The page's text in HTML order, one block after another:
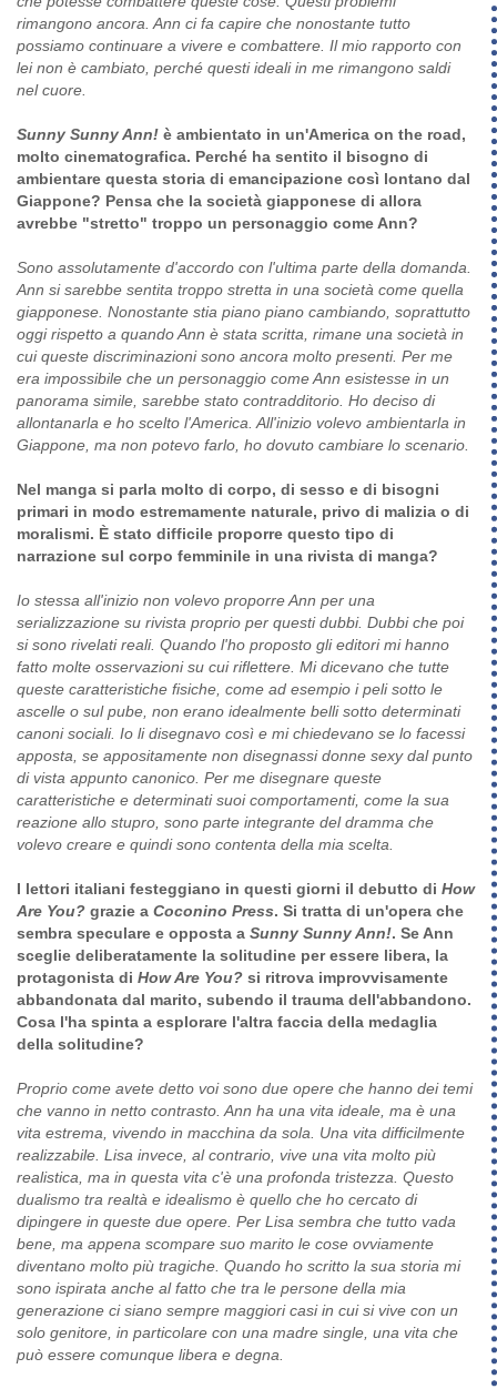
rimangono ancora. Ann ci fa capire che nonostante tutto
possiamo continuare a vivere e combattere. Il mio rapporto con
lei non è cambiato, perché questi ideali in me rimangono saldi
nel cuore.
Sunny Sunny Ann! è ambientato in un'America on the road,
molto cinematografica. Perché ha sentito il bisogno di
ambientare questa storia di emancipazione così lontano dal
Giappone? Pensa che la società giapponese di allora
avrebbe "stretto" troppo un personaggio come Ann?
Sono assolutamente d'accordo con l'ultima parte della domanda.
Ann si sarebbe sentita troppo stretta in una società come quella
giapponese. Nonostante stia piano piano cambiando, soprattutto
oggi rispetto a quando Ann è stata scritta, rimane una società in
cui queste discriminazioni sono ancora molto presenti. Per me
era impossibile che un personaggio come Ann esistesse in un
panorama simile, sarebbe stato contradditorio. Ho deciso di
allontanarla e ho scelto l'America. All'inizio volevo ambientarla in
Giappone, ma non potevo farlo, ho dovuto cambiare lo scenario.
Nel manga si parla molto di corpo, di sesso e di bisogni
primari in modo estremamente naturale, privo di malizia o di
moralismi. È stato difficile proporre questo tipo di
narrazione sul corpo femminile in una rivista di manga?
Io stessa all'inizio non volevo proporre Ann per una
serializzazione su rivista proprio per questi dubbi. Dubbi che poi
si sono rivelati reali. Quando l'ho proposto gli editori mi hanno
fatto molte osservazioni su cui riflettere. Mi dicevano che tutte
queste caratteristiche fisiche, come ad esempio i peli sotto le
ascelle o sul pube, non erano idealmente belli sotto determinati
canoni sociali. Io li disegnavo così e mi chiedevano se lo facessi
apposta, se appositamente non disegnassi donne sexy dal punto
di vista appunto canonico. Per me disegnare queste
caratteristiche e determinati suoi comportamenti, come la sua
reazione allo stupro, sono parte integrante del dramma che
volevo creare e quindi sono contenta della mia scelta.
I lettori italiani festeggiano in questi giorni il debutto di How
Are You? grazie a Coconino Press. Si tratta di un'opera che
sembra speculare e opposta a Sunny Sunny Ann!. Se Ann
sceglie deliberatamente la solitudine per essere libera, la
protagonista di How Are You? si ritrova improvvisamente
abbandonata dal marito, subendo il trauma dell'abbandono.
Cosa l'ha spinta a esplorare l'altra faccia della medaglia
della solitudine?
Proprio come avete detto voi sono due opere che hanno dei temi
che vanno in netto contrasto. Ann ha una vita ideale, ma è una
vita estrema, vivendo in macchina da sola. Una vita difficilmente
realizzabile. Lisa invece, al contrario, vive una vita molto più
realistica, ma in questa vita c'è una profonda tristezza. Questo
dualismo tra realtà e idealismo è quello che ho cercato di
dipingere in queste due opere. Per Lisa sembra che tutto vada
bene, ma appena scompare suo marito le cose ovviamente
diventano molto più tragiche. Quando ho scritto la sua storia mi
sono ispirata anche al fatto che tra le persone della mia
generazione ci siano sempre maggiori casi in cui si vive con un
solo genitore, in particolare con una madre single, una vita che
può essere comunque libera e degna.